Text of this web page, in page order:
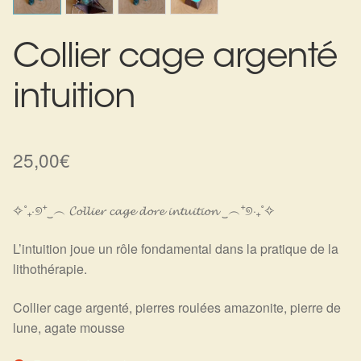
Harmonisation des lieux
Soin beauté
Sels de bain
Cadeaux de naissance
Ésotérisme : les pratiques spirituelles du monde invisible
Collier cage argenté
intuition
25,00€
✧˚₊‧୭⁺‿︵ 𝓒𝓸𝓵𝓵𝓲𝓮𝓻 𝓬𝓪𝓰𝓮 𝓭𝓸𝓻𝓮 𝓲𝓷𝓽𝓾𝓲𝓽𝓲𝓸𝓷 ‿︵⁺୭‧₊˚✧
L’intuition joue un rôle fondamental dans la pratique de la
lithothérapie.
Collier cage argenté, pierres roulées amazonite, pierre de
lune, agate mousse